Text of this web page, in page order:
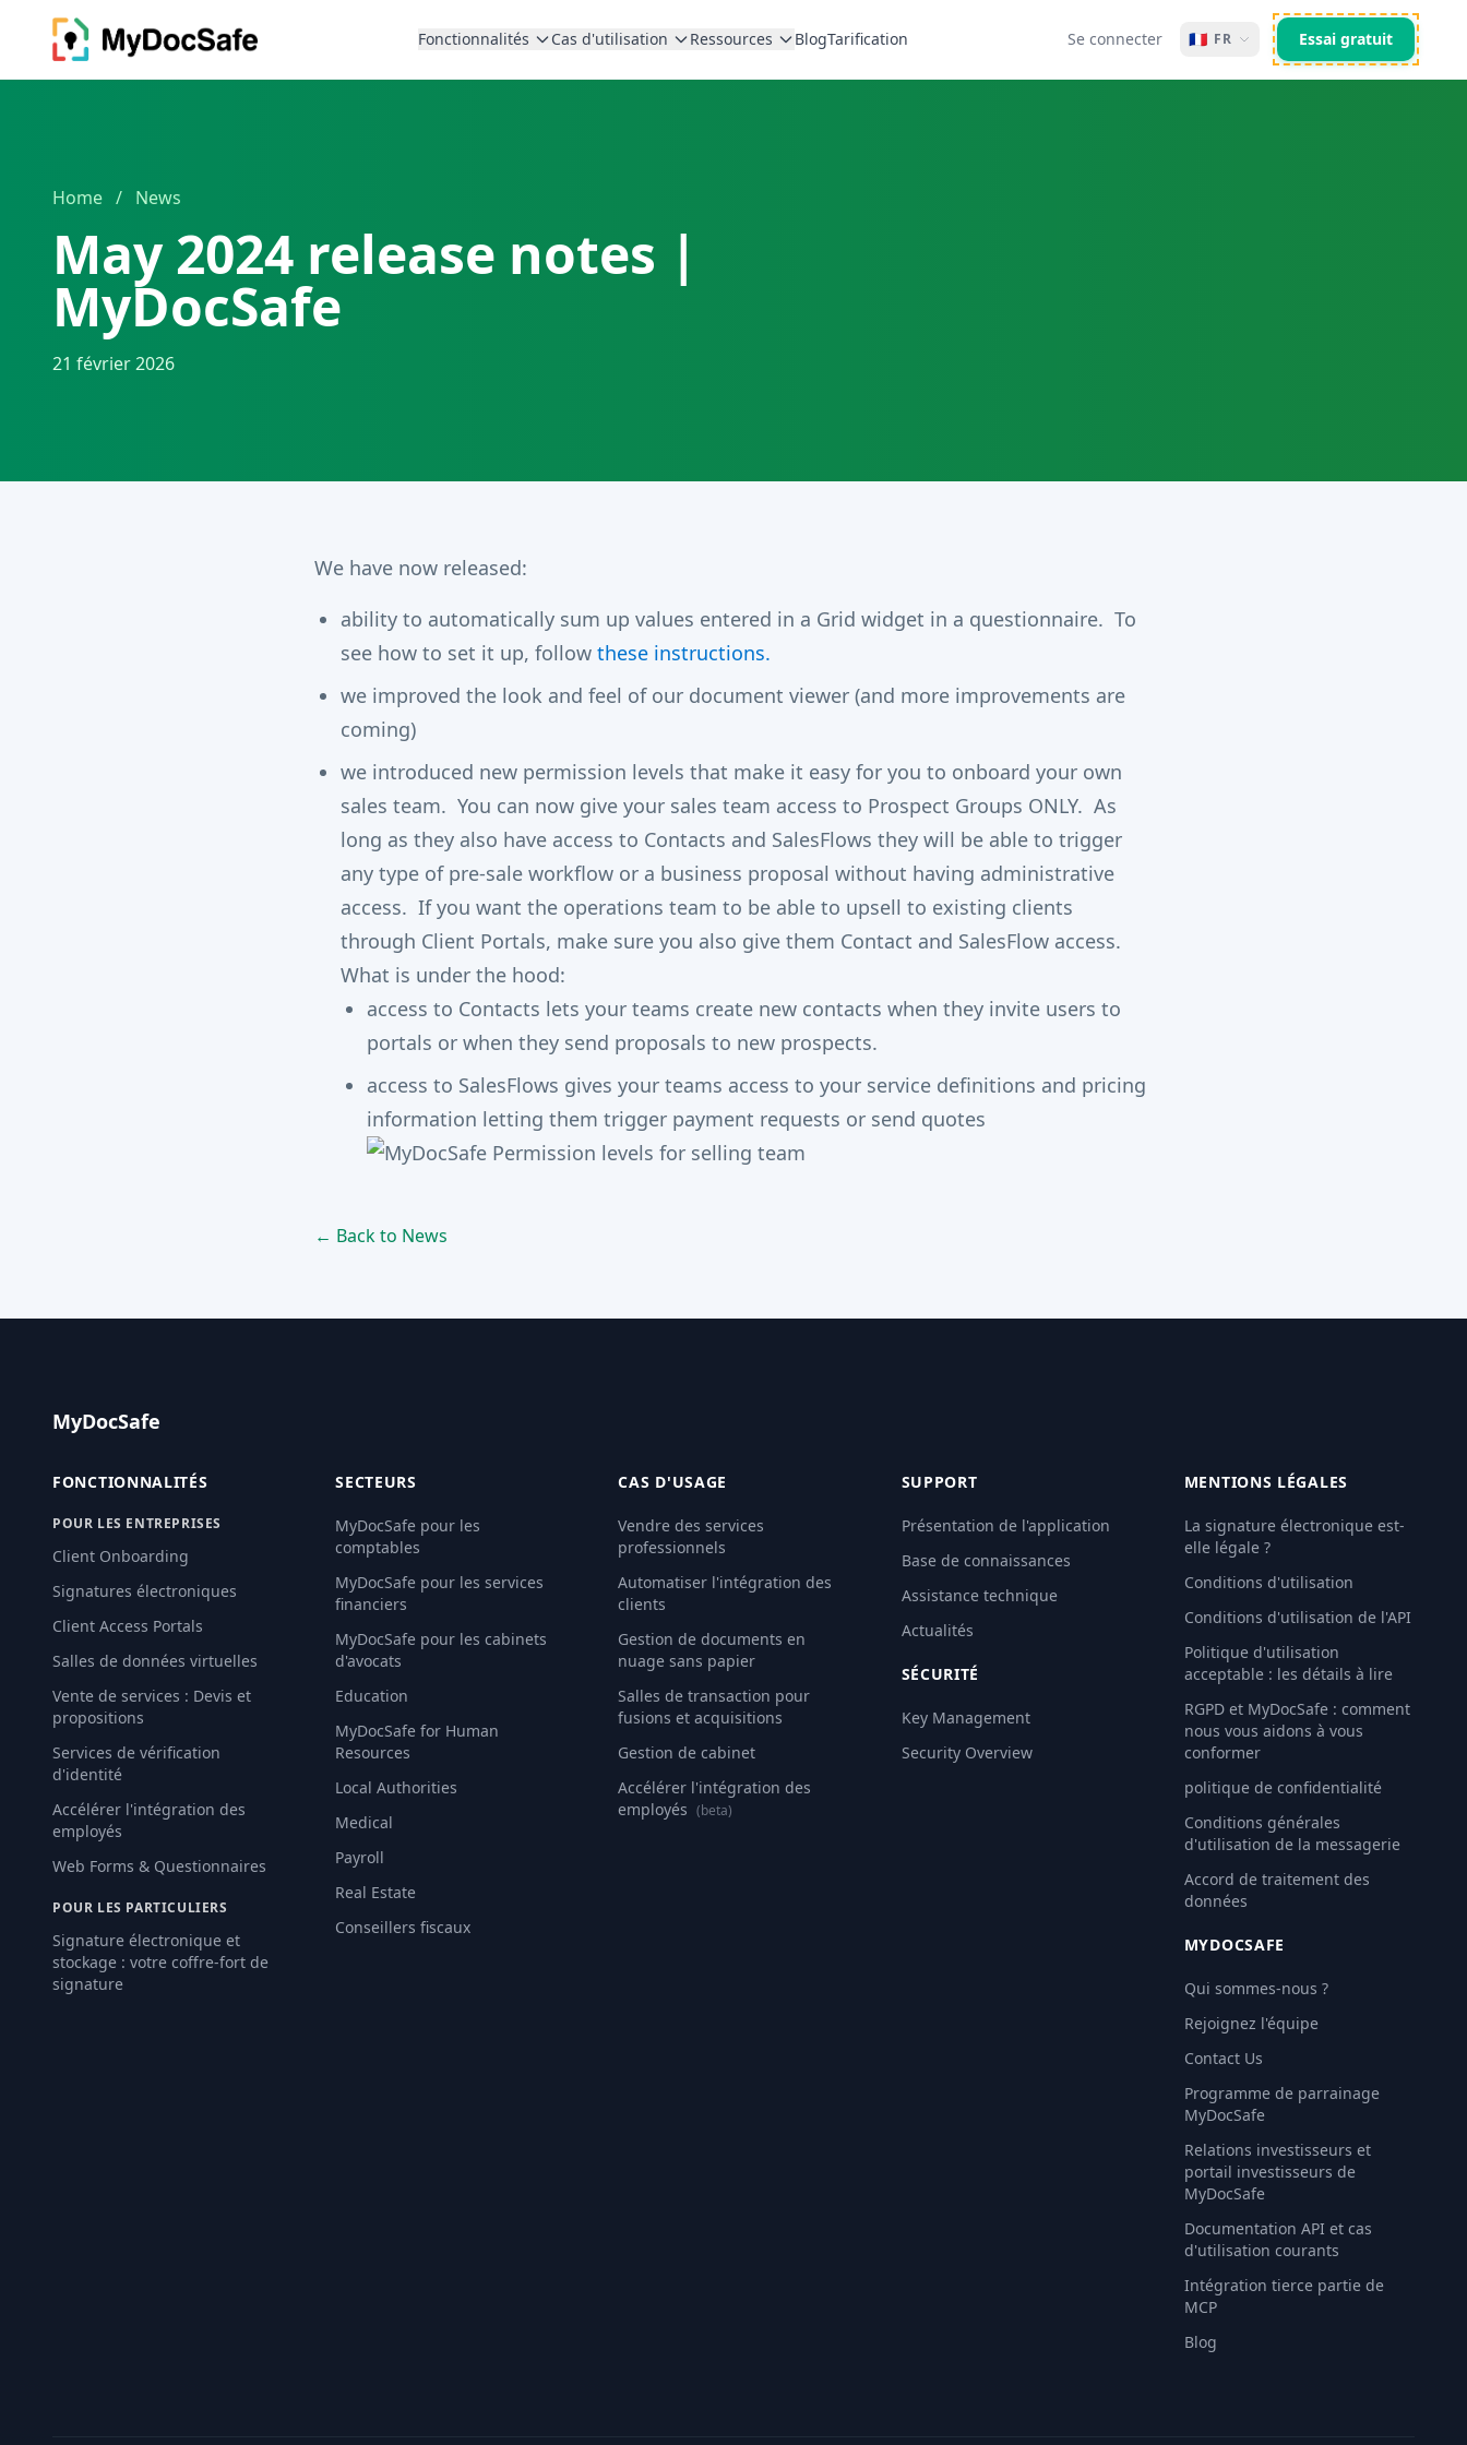
Fonctionnalités Cas d'utilisation Ressources BlogTarification Se connecter 🇫🇷 FR Essai gratuit
Home / News
May 2024 release notes |
MyDocSafe
21 février 2026
We have now released:
ability to automatically sum up values entered in a Grid widget in a questionnaire. To
see how to set it up, follow these instructions.
we improved the look and feel of our document viewer (and more improvements are
coming)
we introduced new permission levels that make it easy for you to onboard your own
sales team. You can now give your sales team access to Prospect Groups ONLY. As
long as they also have access to Contacts and SalesFlows they will be able to trigger
any type of pre-sale workflow or a business proposal without having administrative
access. If you want the operations team to be able to upsell to existing clients
through Client Portals, make sure you also give them Contact and SalesFlow access.
What is under the hood:
access to Contacts lets your teams create new contacts when they invite users to
portals or when they send proposals to new prospects.
access to SalesFlows gives your teams access to your service definitions and pricing
information letting them trigger payment requests or send quotes
← Back to News
MyDocSafe
FONCTIONNALITÉS
POUR LES ENTREPRISES
Client Onboarding
Signatures électroniques
Client Access Portals
Salles de données virtuelles
Vente de services : Devis et
propositions
Services de vérification
d'identité
Accélérer l'intégration des
employés
Web Forms & Questionnaires
POUR LES PARTICULIERS
Signature électronique et
stockage : votre coffre-fort de
signature
SECTEURS
MyDocSafe pour les
comptables
MyDocSafe pour les services
financiers
MyDocSafe pour les cabinets
d'avocats
Education
MyDocSafe for Human
Resources
Local Authorities
Medical
Payroll
Real Estate
Conseillers fiscaux
CAS D'USAGE
Vendre des services
professionnels
Automatiser l'intégration des
clients
Gestion de documents en
nuage sans papier
Salles de transaction pour
fusions et acquisitions
Gestion de cabinet
Accélérer l'intégration des
employés (beta)
SUPPORT
Présentation de l'application
Base de connaissances
Assistance technique
Actualités
SÉCURITÉ
Key Management
Security Overview
MENTIONS LÉGALES
La signature électronique est-
elle légale ?
Conditions d'utilisation
Conditions d'utilisation de l'API
Politique d'utilisation
acceptable : les détails à lire
RGPD et MyDocSafe : comment
nous vous aidons à vous
conformer
politique de confidentialité
Conditions générales
d'utilisation de la messagerie
Accord de traitement des
données
MYDOCSAFE
Qui sommes-nous ?
Rejoignez l'équipe
Contact Us
Programme de parrainage
MyDocSafe
Relations investisseurs et
portail investisseurs de
MyDocSafe
Documentation API et cas
d'utilisation courants
Intégration tierce partie de
MCP
Blog